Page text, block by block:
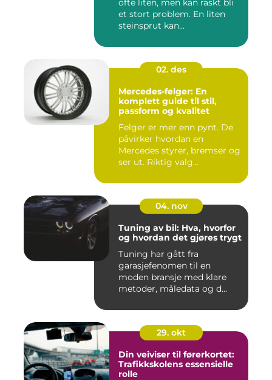
ofte liten, men kan raskt bli
et stort problem. En liten
steinsprut kan...
02. des
Mercedes-felger: En
komplett guide til stil,
passform og kvalitet
Felger er mer enn pynt. De
påvirker hvordan en
Mercedes styrer, bremser og
ser ut. Riktig valg...
04. nov
Tuning av bil: Hva, hvorfor
og hvordan det gjøres trygt
Tuning har gått fra
garasjefenomen til en
moden bransje med klare
metoder, måledata og d...
29. okt
Din veiviser til førerkortet:
Trafikkskolens essensielle
rolle